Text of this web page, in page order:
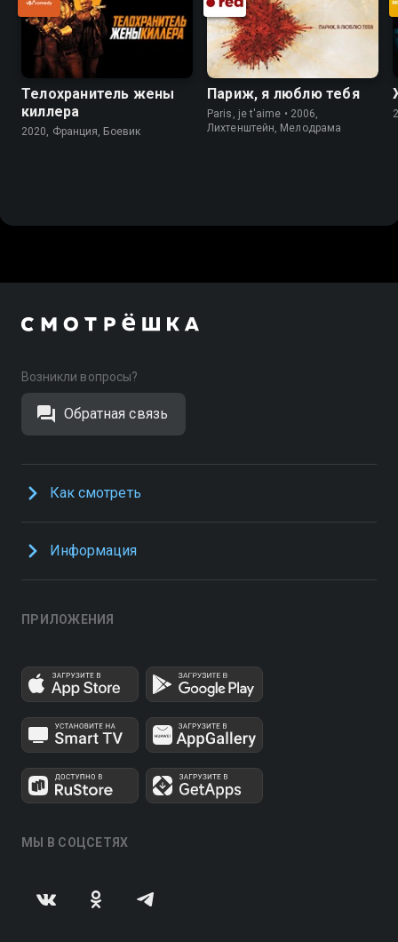
Телохранитель жены
киллера
2020, Франция, Боевик
Париж, я люблю тебя
Paris, je t'aime • 2006,
Лихтенштейн, Мелодрама
Возникли вопросы?
Обратная связь
Как смотреть
Информация
ПРИЛОЖЕНИЯ
МЫ В СОЦСЕТЯХ